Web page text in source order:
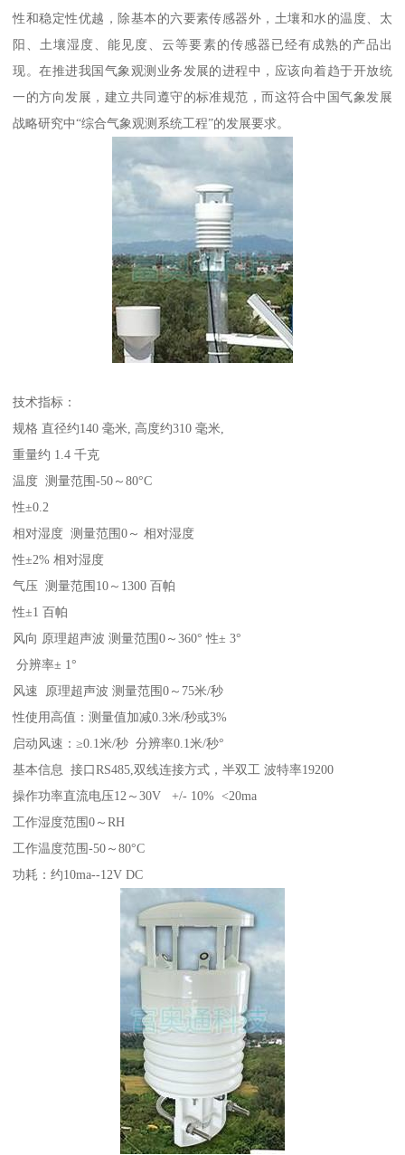
性和稳定性优越，除基本的六要素传感器外，土壤和水的温度、太
阳、土壤湿度、能见度、云等要素的传感器已经有成熟的产品出
现。在推进我国气象观测业务发展的进程中，应该向着趋于开放统
一的方向发展，建立共同遵守的标准规范，而这符合中国气象发展
战略研究中“综合气象观测系统工程”的发展要求。
技术指标：
规格 直径约140 毫米, 高度约310 毫米,
重量约 1.4 千克
温度 测量范围-50～80°C
性±0.2
相对湿度 测量范围0～ 相对湿度
性±2% 相对湿度
气压 测量范围10～1300 百帕
性±1 百帕
风向 原理超声波 测量范围0～360° 性± 3°
分辨率± 1°
风速 原理超声波 测量范围0～75米/秒
性使用高值：测量值加减0.3米/秒或3%
启动风速：≥0.1米/秒 分辨率0.1米/秒°
基本信息 接口RS485,双线连接方式，半双工 波特率19200
操作功率直流电压12～30V +/- 10% <20ma
工作湿度范围0～RH
工作温度范围-50～80°C
功耗：约10ma--12V DC